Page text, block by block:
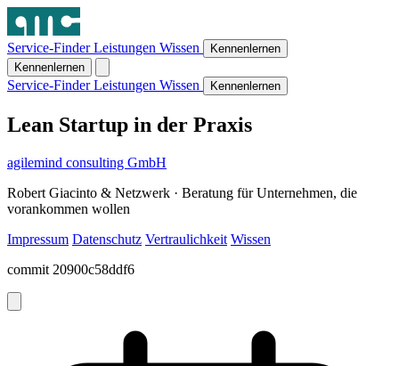
Service-FinderLeistungen Wissen
Kennenlernen
Kennenlernen
Service-FinderLeistungen Wissen Kennenlernen
Lean Startup in der Praxis
agilemind consulting GmbH
Robert Giacinto & Netzwerk · Beratung für Unternehmen, die
vorankommen wollen
Impressum Datenschutz Vertraulichkeit Wissen
commit 20900c58ddf6